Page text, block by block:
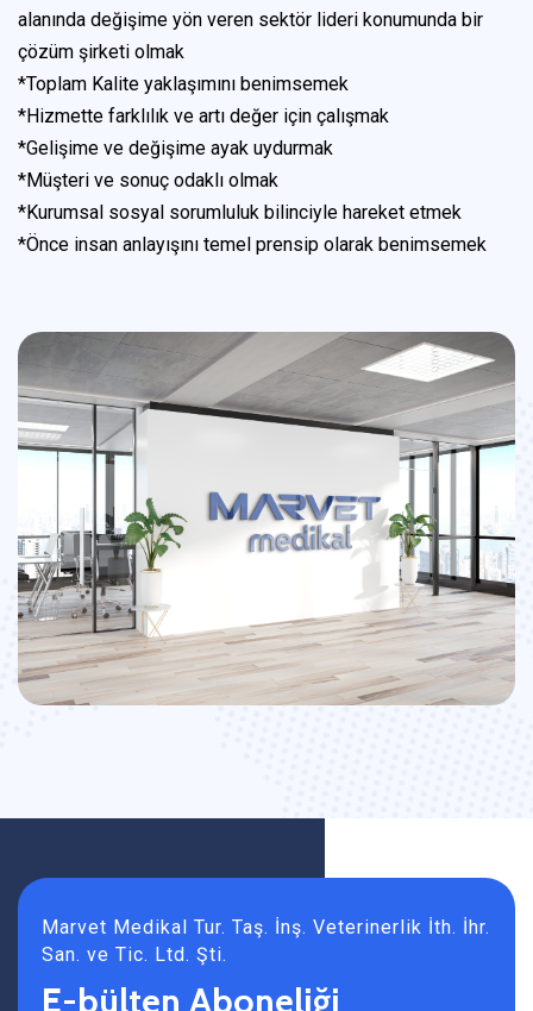
alanında değişime yön veren sektör lideri konumunda bir
çözüm şirketi olmak
*Toplam Kalite yaklaşımını benimsemek
*Hizmette farklılık ve artı değer için çalışmak
*Gelişime ve değişime ayak uydurmak
*Müşteri ve sonuç odaklı olmak
*Kurumsal sosyal sorumluluk bilinciyle hareket etmek
*Önce insan anlayışını temel prensip olarak benimsemek
Marvet Medikal Tur. Taş. İnş. Veterinerlik İth. İhr.
San. ve Tic. Ltd. Şti.
E-bülten Aboneliği